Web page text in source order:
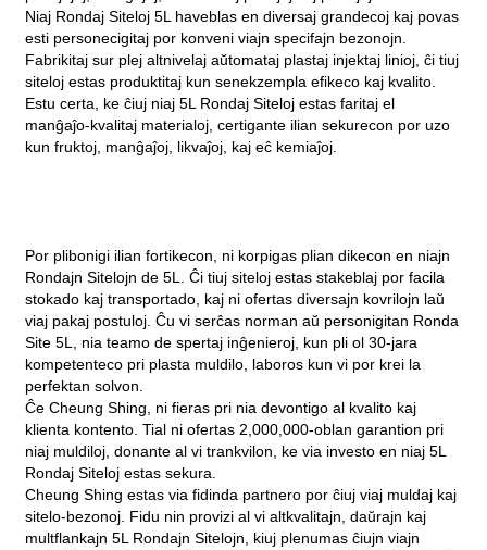
Niaj Rondaj Siteloj 5L haveblas en diversaj grandecoj kaj povas
esti personecigitaj por konveni viajn specifajn bezonojn.
Fabrikitaj sur plej altnivelaj aŭtomataj plastaj injektaj linioj, ĉi tiuj
siteloj estas produktitaj kun senekzempla efikeco kaj kvalito.
Estu certa, ke ĉiuj niaj 5L Rondaj Siteloj estas faritaj el
manĝaĵo-kvalitaj materialoj, certigante ilian sekurecon por uzo
kun fruktoj, manĝaĵoj, likvaĵoj, kaj eĉ kemiaĵoj.
Por plibonigi ilian fortikecon, ni korpigas plian dikecon en niajn
Rondajn Sitelojn de 5L. Ĉi tiuj siteloj estas stakeblaj por facila
stokado kaj transportado, kaj ni ofertas diversajn kovrilojn laŭ
viaj pakaj postuloj. Ĉu vi serĉas norman aŭ personigitan Ronda
Site 5L, nia teamo de spertaj inĝenieroj, kun pli ol 30-jara
kompetenteco pri plasta muldilo, laboros kun vi por krei la
perfektan solvon.
Ĉe Cheung Shing, ni fieras pri nia devontigo al kvalito kaj
klienta kontento. Tial ni ofertas 2,000,000-oblan garantion pri
niaj muldiloj, donante al vi trankvilon, ke via investo en niaj 5L
Rondaj Siteloj estas sekura.
Cheung Shing estas via fidinda partnero por ĉiuj viaj muldaj kaj
sitelo-bezonoj. Fidu nin provizi al vi altkvalitajn, daŭrajn kaj
multflankajn 5L Rondajn Sitelojn, kiuj plenumas ĉiujn viajn